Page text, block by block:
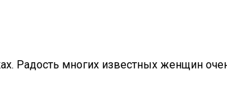
Радость многих известных женщин